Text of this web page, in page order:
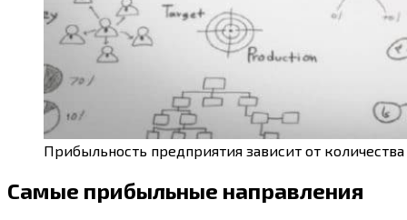
Прибыльность предприятия зависит от
Самые прибыльные направления